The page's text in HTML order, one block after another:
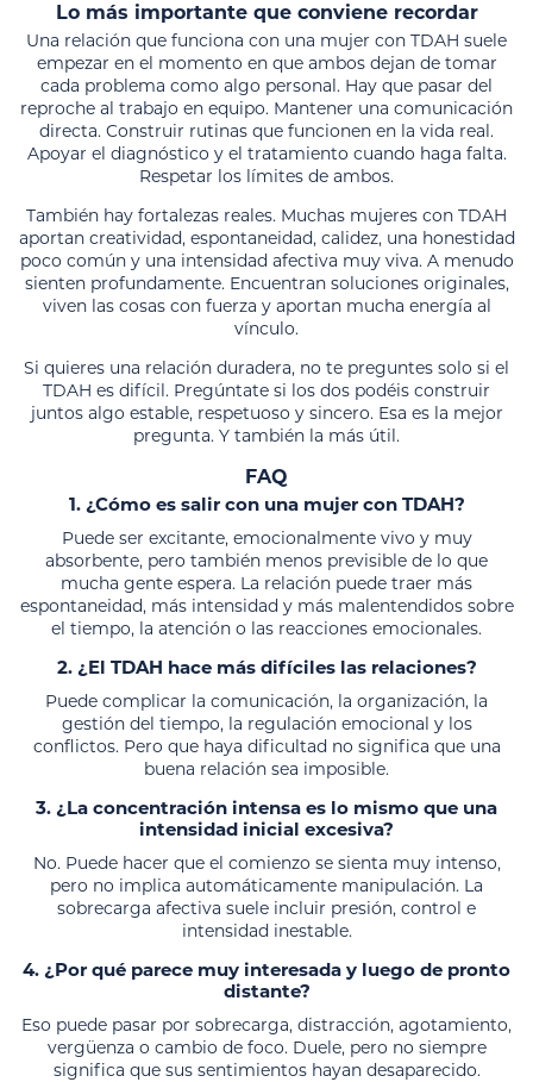
Lo más importante que conviene recordar
Una relación que funciona con una mujer con TDAH suele
empezar en el momento en que ambos dejan de tomar
cada problema como algo personal. Hay que pasar del
reproche al trabajo en equipo. Mantener una comunicación
directa. Construir rutinas que funcionen en la vida real.
Apoyar el diagnóstico y el tratamiento cuando haga falta.
Respetar los límites de ambos.
También hay fortalezas reales. Muchas mujeres con TDAH
aportan creatividad, espontaneidad, calidez, una honestidad
poco común y una intensidad afectiva muy viva. A menudo
sienten profundamente. Encuentran soluciones originales,
viven las cosas con fuerza y aportan mucha energía al
vínculo.
Si quieres una relación duradera, no te preguntes solo si el
TDAH es difícil. Pregúntate si los dos podéis construir
juntos algo estable, respetuoso y sincero. Esa es la mejor
pregunta. Y también la más útil.
FAQ
1. ¿Cómo es salir con una mujer con TDAH?
Puede ser excitante, emocionalmente vivo y muy
absorbente, pero también menos previsible de lo que
mucha gente espera. La relación puede traer más
espontaneidad, más intensidad y más malentendidos sobre
el tiempo, la atención o las reacciones emocionales.
2. ¿El TDAH hace más difíciles las relaciones?
Puede complicar la comunicación, la organización, la
gestión del tiempo, la regulación emocional y los
conflictos. Pero que haya dificultad no significa que una
buena relación sea imposible.
3. ¿La concentración intensa es lo mismo que una
intensidad inicial excesiva?
No. Puede hacer que el comienzo se sienta muy intenso,
pero no implica automáticamente manipulación. La
sobrecarga afectiva suele incluir presión, control e
intensidad inestable.
4. ¿Por qué parece muy interesada y luego de pronto
distante?
Eso puede pasar por sobrecarga, distracción, agotamiento,
vergüenza o cambio de foco. Duele, pero no siempre
significa que sus sentimientos hayan desaparecido.